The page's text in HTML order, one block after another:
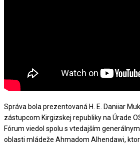
Správa bola prezentovaná H. E. Daniiar
zástupcom Kirgizskej republiky na Úrade
Fórum viedol spolu s vtedajším
oblasti mládeže Ahmadom Alhendawi,